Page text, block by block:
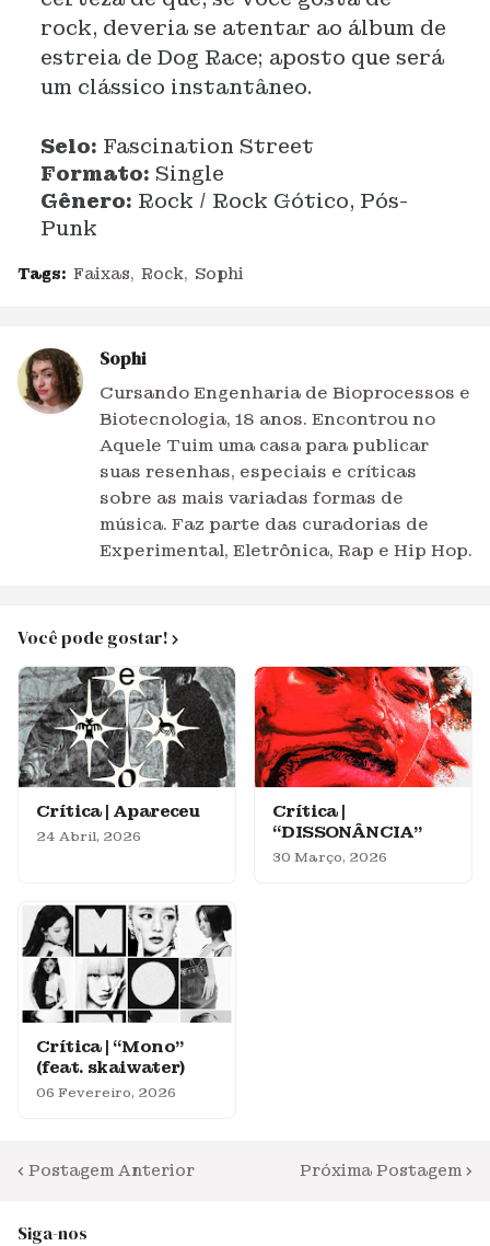
rock, deveria se atentar ao álbum de
estreia de Dog Race; aposto que será
um clássico instantâneo.
Selo: Fascination Street
Formato: Single
Gênero: Rock / Rock Gótico, Pós-
Punk
Tags: Faixas Rock Sophi
Sophi
Cursando Engenharia de Bioprocessos e
Biotecnologia, 18 anos. Encontrou no
Aquele Tuim uma casa para publicar
suas resenhas, especiais e críticas
sobre as mais variadas formas de
música. Faz parte das curadorias de
Experimental, Eletrônica, Rap e Hip Hop.
Você pode gostar!
Crítica | Apareceu
24 Abril, 2026
Crítica |
“DISSONÂNCIA”
30 Março, 2026
Crítica | “Mono”
(feat. skaiwater)
06 Fevereiro, 2026
Postagem Anterior Próxima Postagem
Siga-nos